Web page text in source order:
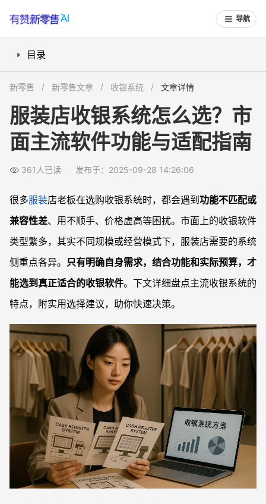
导航
目录
价格、兼容性与售后：选择收银软件时不可忽略的三大因素
开业新店与老店系统升级，怎样匹配收银软件？
服装店收银软件能同步管理线上线下库存吗？
收银系统升级后老会员数据怎么迁移？
新零售 新零售文章 收银系统 文章详情
服装店收银系统怎么选？市
面主流软件功能与适配指南
361人已读 发布于：2025-09-28 14:26:06
很多服装店老板在选购收银系统时，都会遇到 功能不匹配或
兼容性差、用不顺手、价格虚高等困扰。市面上的收银软件
类型繁多，其实不同规模或经营模式下，服装店需要的系统
侧重点各异。 只有明确自身需求，结合功能和实际预算，才
能选到真正适合的收银软件。下文详细盘点主流收银系统的
特点，附实用选择建议，助你快速决策。